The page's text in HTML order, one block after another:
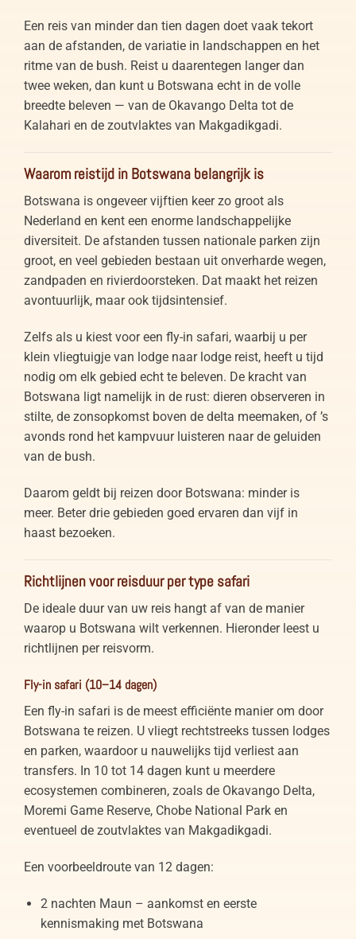
Een reis van minder dan tien dagen doet vaak tekort
aan de afstanden, de variatie in landschappen en het
ritme van de bush. Reist u daarentegen langer dan
twee weken, dan kunt u Botswana echt in de volle
breedte beleven — van de Okavango Delta tot de
Kalahari en de zoutvlaktes van Makgadikgadi.
Waarom reistijd in Botswana belangrijk is
Botswana is ongeveer vijftien keer zo groot als
Nederland en kent een enorme landschappelijke
diversiteit. De afstanden tussen nationale parken zijn
groot, en veel gebieden bestaan uit onverharde wegen,
zandpaden en rivierdoorsteken. Dat maakt het reizen
avontuurlijk, maar ook tijdsintensief.
Zelfs als u kiest voor een fly-in safari, waarbij u per
klein vliegtuigje van lodge naar lodge reist, heeft u tijd
nodig om elk gebied echt te beleven. De kracht van
Botswana ligt namelijk in de rust: dieren observeren in
stilte, de zonsopkomst boven de delta meemaken, of ’s
avonds rond het kampvuur luisteren naar de geluiden
van de bush.
Daarom geldt bij reizen door Botswana: minder is
meer. Beter drie gebieden goed ervaren dan vijf in
haast bezoeken.
Richtlijnen voor reisduur per type safari
De ideale duur van uw reis hangt af van de manier
waarop u Botswana wilt verkennen. Hieronder leest u
richtlijnen per reisvorm.
Fly-in safari (10–14 dagen)
Een fly-in safari is de meest efficiënte manier om door
Botswana te reizen. U vliegt rechtstreeks tussen lodges
en parken, waardoor u nauwelijks tijd verliest aan
transfers. In 10 tot 14 dagen kunt u meerdere
ecosystemen combineren, zoals de Okavango Delta,
Moremi Game Reserve, Chobe National Park en
eventueel de zoutvlaktes van Makgadikgadi.
Een voorbeeldroute van 12 dagen:
2 nachten Maun – aankomst en eerste
kennismaking met Botswana